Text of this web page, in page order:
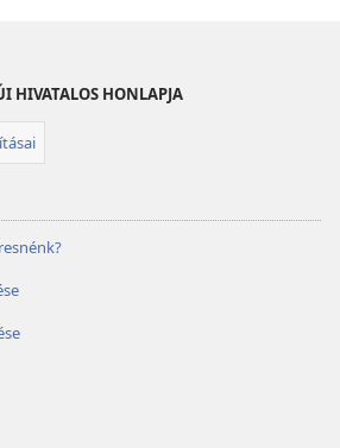
HIVATALOS HONLAPJA